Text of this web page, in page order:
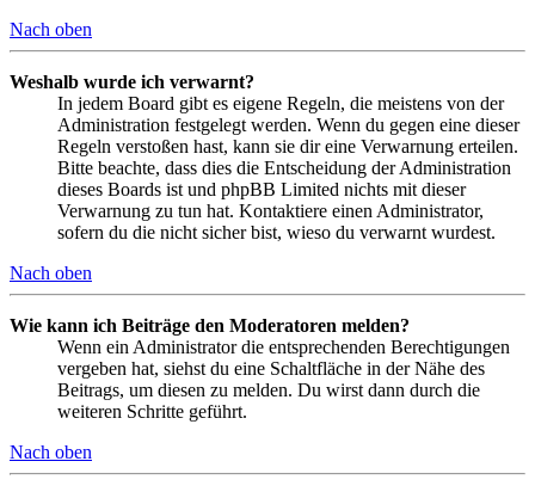
Nach oben
Weshalb wurde ich verwarnt?
In jedem Board gibt es eigene Regeln, die meistens von der
Administration festgelegt werden. Wenn du gegen eine dieser
Regeln verstoßen hast, kann sie dir eine Verwarnung erteilen.
Bitte beachte, dass dies die Entscheidung der Administration
dieses Boards ist und phpBB Limited nichts mit dieser
Verwarnung zu tun hat. Kontaktiere einen Administrator,
sofern du die nicht sicher bist, wieso du verwarnt wurdest.
Nach oben
Wie kann ich Beiträge den Moderatoren melden?
Wenn ein Administrator die entsprechenden Berechtigungen
vergeben hat, siehst du eine Schaltfläche in der Nähe des
Beitrags, um diesen zu melden. Du wirst dann durch die
weiteren Schritte geführt.
Nach oben